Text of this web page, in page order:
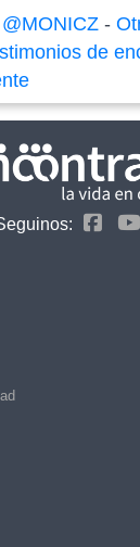
@MONICZ-
de